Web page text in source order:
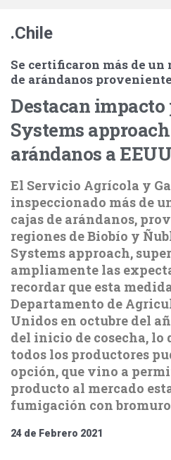
.Chile
Se certificaron más de
de arándanos
Destacan
Systems
arándanos a EEUU
El Servicio Agrícola y
inspeccionado más de
cajas de arándanos,
regiones de Biobío y
Systems approach,
ampliamente las
recordar que esta
Departamento de
Unidos en octubre del
del inicio de cosecha, lo
todos los productores
opción, que vino a
producto al mercado
fumigación con
24 de Febrero 2021